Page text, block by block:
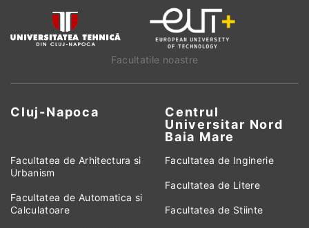
Facultatile noastre
Cluj-Napoca
Centrul
Universitar Nord
Baia Mare
Facultatea de Arhitectura si
Urbanism
Facultatea de Automatica si
Calculatoare
Facultatea de Inginerie
Facultatea de Litere
Facultatea de Stiinte